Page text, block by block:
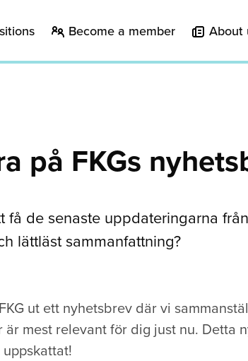
Become a member About
på FKGs
få de senaste uppdateringarna
lättläst sammanfattning?
ut ett nyhetsbrev där vi
mest relevant för dig just nu. Detta